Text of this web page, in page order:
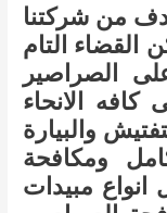
من شركتنا
التام
الصراصير
الانحاء
والبيارة
ومكافحة
انواع مبيدات